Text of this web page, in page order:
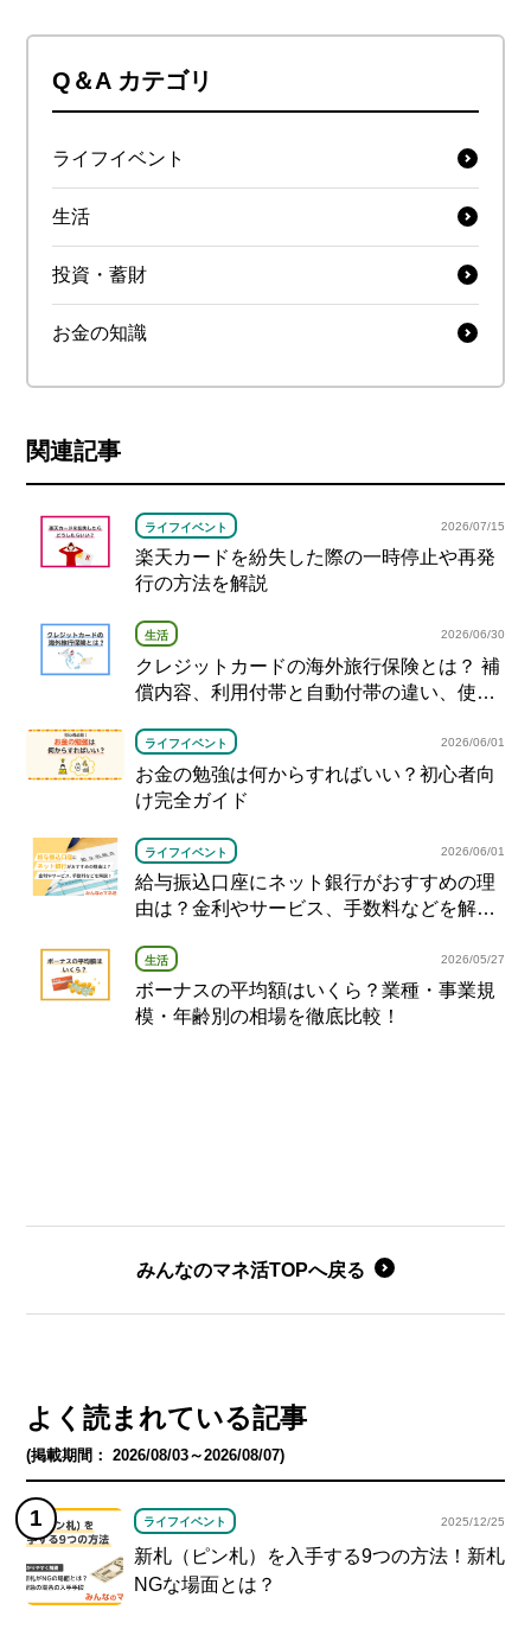
Q＆A カテゴリ
ライフイベント
生活
投資・蓄財
お金の知識
関連記事
ライフイベント 2026/07/15
楽天カードを紛失した際の一時停止や再発
行の方法を解説
生活 2026/06/30
クレジットカードの海外旅行保険とは？ 補
償内容、利用付帯と自動付帯の違い、使い
ライフイベント 2026/06/01
お金の勉強は何からすればいい？初心者向
け完全ガイド
ライフイベント 2026/06/01
給与振込口座にネット銀行がおすすめの理
由は？金利やサービス、手数料などを解
生活 2026/05/27
ボーナスの平均額はいくら？業種・事業規
模・年齢別の相場を徹底比較！
みんなのマネ活TOPへ戻る
よく読まれている記事
(掲載期間： 2026/08/03～2026/08/07)
ライフイベント 2025/12/25
新札（ピン札）を入手する9つの方法！新札
NGな場面とは？